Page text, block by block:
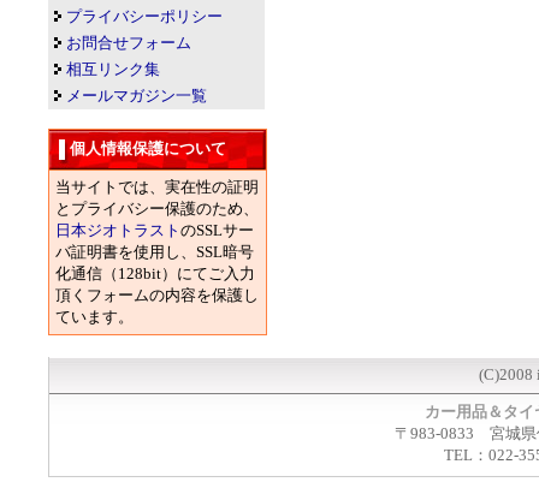
プライバシーポリシー
お問合せフォーム
相互リンク集
メールマガジン一覧
個人情報保護について
当サイトでは、実在性の証明
とプライバシー保護のため、
日本ジオトラスト のSSLサー
バ証明書を使用し、SSL暗号
化通信（128bit）にてご入力
頂くフォームの内容を保護し
ています。
(C)2008
カー用品＆タ
〒983-0833 宮城県
TEL：022-